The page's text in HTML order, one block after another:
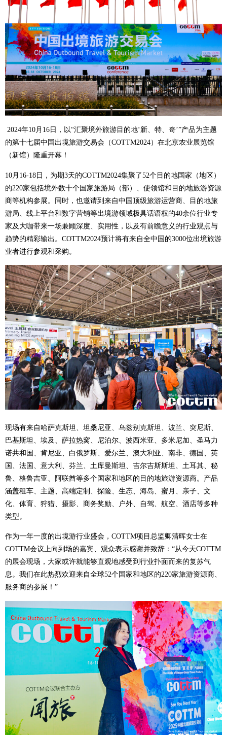
2024年10月16日，以“汇聚境外旅游目的地‘新、特、奇’”产品为主题
的第十七届中国出境旅游交易会（COTTM2024）在北京农业展览馆
（新馆）隆重开幕！
10月16-18日，为期3天的COTTM2024集聚了52个目的地国家（地区）
的220家包括境外数十个国家旅游局（部）、使领馆和目的地旅游资源
商等机构参展。同时，也邀请到来自中国顶级旅游运营商、目的地旅
游局、线上平台和数字营销等出境游领域极具话语权的40余位行业专
家及大咖带来一场兼顾深度、实用性，以及有前瞻意义的行业观点与
趋势的精彩输出。COTTM2024预计将有来自全中国的3000位出境旅游
业者进行参观和采购。
现场有来自哈萨克斯坦、坦桑尼亚、乌兹别克斯坦、波兰、突尼斯、
巴基斯坦、埃及、萨拉热窝、尼泊尔、波西米亚、多米尼加、圣马力
诺共和国、肯尼亚、白俄罗斯、爱尔兰、澳大利亚、南非、德国、英
国、法国、意大利、芬兰、土库曼斯坦、吉尔吉斯斯坦、土耳其、秘
鲁、格鲁吉亚、阿联酋等多个国家和地区的目的地旅游资源商。产品
涵盖租车、主题、高端定制、探险、生态、海岛、蜜月、亲子、文
化、体育、狩猎、摄影、商务奖励、户外、自驾、航空、酒店等多种
类型。
作为一年一度的出境游行业盛会，COTTM项目总监卿清晖女士在
COTTM会议上向到场的嘉宾、观众表示感谢并致辞：“从今天COTTM
的展会现场，大家或许就能够直观地感受到行业扑面而来的复苏气
息。我们在此热烈欢迎来自全球52个国家和地区的220家旅游资源商、
服务商的参展！”